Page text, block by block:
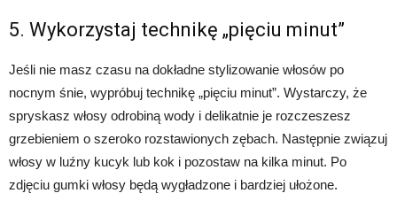
5. Wykorzystaj technikę „pięciu minut”
Jeśli nie masz czasu na dokładne stylizowanie włosów po
nocnym śnie, wypróbuj technikę „pięciu minut”. Wystarczy, że
spryskasz włosy odrobiną wody i delikatnie je rozczeszesz
grzebieniem o szeroko rozstawionych zębach. Następnie związuj
włosy w luźny kucyk lub kok i pozostaw na kilka minut. Po
zdjęciu gumki włosy będą wygładzone i bardziej ułożone.